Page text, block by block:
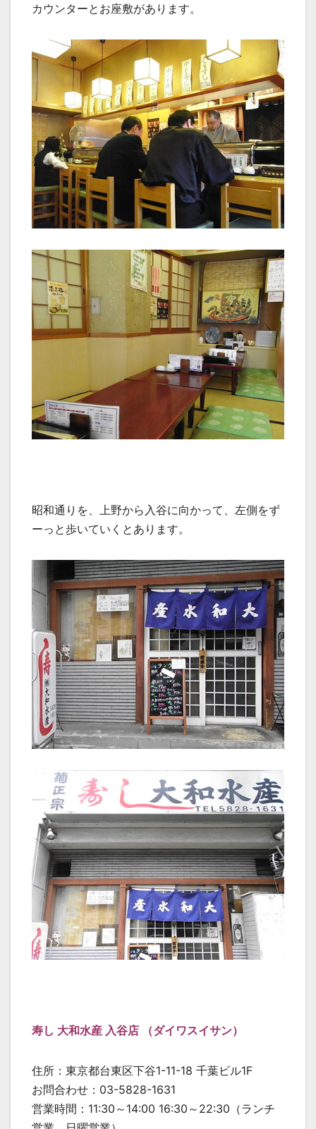
カウンターとお座敷があります。
昭和通りを、上野から入谷に向かって、左側をず
ーっと歩いていくとあります。
寿し 大和水産 入谷店 （ダイワスイサン）
住所：東京都台東区下谷1-11-18 千葉ビル1F
お問合わせ：03-5828-1631
営業時間：11:30～14:00 16:30～22:30（ランチ